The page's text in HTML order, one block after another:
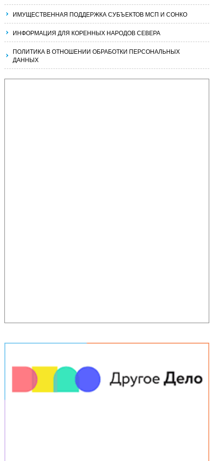
ИМУЩЕСТВЕННАЯ ПОДДЕРЖКА СУБЪЕКТОВ МСП И СОНКО
ИНФОРМАЦИЯ ДЛЯ КОРЕННЫХ НАРОДОВ СЕВЕРА
ПОЛИТИКА В ОТНОШЕНИИ ОБРАБОТКИ ПЕРСОНАЛЬНЫХ
ДАННЫХ